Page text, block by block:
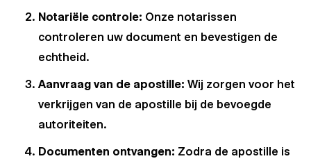
Notariële controle: Onze notarissen
controleren uw document en bevestigen de
echtheid.
Aanvraag van de apostille: Wij zorgen voor het
verkrijgen van de apostille bij de bevoegde
autoriteiten.
Documenten ontvangen: Zodra de apostille is